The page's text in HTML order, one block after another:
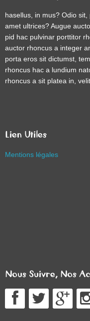
hasellus, in mus? Odio
amet ultrices? Augue
pid hac pulvinar porttitor
auctor rhoncus a integer
porta eros sit dictumst,
rhoncus hac a lundium
rhoncus a sit platea in,
Lien Utiles
Mentions légales
Nous Suivre, Nos